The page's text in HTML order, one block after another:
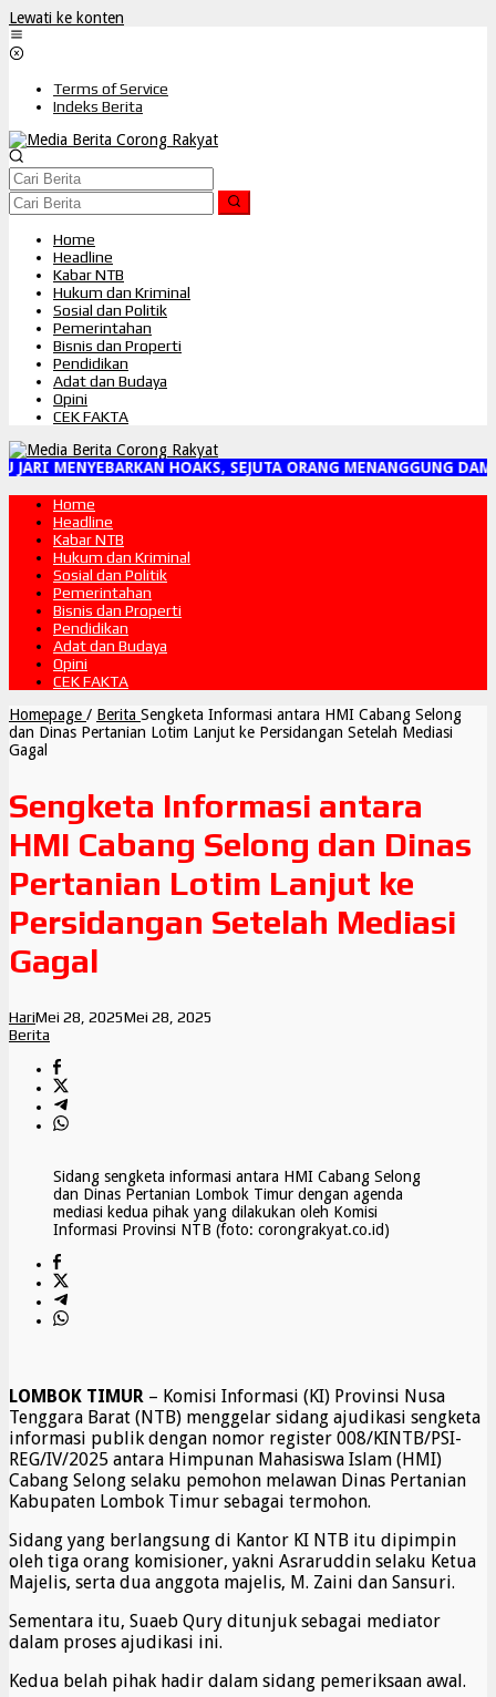
Lewati ke konten
Terms of Service
Indeks Berita
Home
Headline
Kabar NTB
Hukum dan Kriminal
Sosial dan Politik
Pemerintahan
Bisnis dan Properti
Pendidikan
Adat dan Budaya
Opini
CEK FAKTA
JARI MENYEBARKAN HOAKS, SEJUTA ORANG MENANGGUNG
Home
Headline
Kabar NTB
Hukum dan Kriminal
Sosial dan Politik
Pemerintahan
Bisnis dan Properti
Pendidikan
Adat dan Budaya
Opini
CEK FAKTA
Homepage / Berita Sengketa Informasi antara HMI Cabang Selong
dan Dinas Pertanian Lotim Lanjut ke Persidangan Setelah Mediasi
Gagal
Sengketa Informasi antara
HMI Cabang Selong dan Dinas
Pertanian Lotim Lanjut ke
Persidangan Setelah Mediasi
Gagal
HariMei 28, 2025Mei 28, 2025
Berita
Sidang sengketa informasi antara HMI Cabang Selong
dan Dinas Pertanian Lombok Timur dengan agenda
mediasi kedua pihak yang dilakukan oleh Komisi
Informasi Provinsi NTB (foto: corongrakyat.co.id)
LOMBOK TIMUR – Komisi Informasi (KI) Provinsi Nusa
Tenggara Barat (NTB) menggelar sidang ajudikasi sengketa
informasi publik dengan nomor register 008/KINTB/PSI-
REG/IV/2025 antara Himpunan Mahasiswa Islam (HMI)
Cabang Selong selaku pemohon melawan Dinas Pertanian
Kabupaten Lombok Timur sebagai termohon.
Sidang yang berlangsung di Kantor KI NTB itu dipimpin
oleh tiga orang komisioner, yakni Asraruddin selaku Ketua
Majelis, serta dua anggota majelis, M. Zaini dan Sansuri.
Sementara itu, Suaeb Qury ditunjuk sebagai mediator
dalam proses ajudikasi ini.
Kedua belah pihak hadir dalam sidang pemeriksaan awal.